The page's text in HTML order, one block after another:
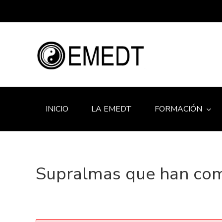
INICIO LA EMEDT FORMACIÓN
Supralmas que han